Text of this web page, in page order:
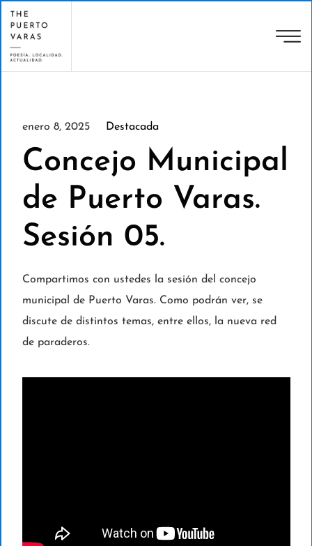
enero 8, 2025 Destacada
Concejo Municipal
de Puerto Varas.
Sesión 05.
Compartimos con ustedes la sesión del concejo
municipal de Puerto Varas. Como podrán ver, se
discute de distintos temas, entre ellos, la nueva red
de paraderos.